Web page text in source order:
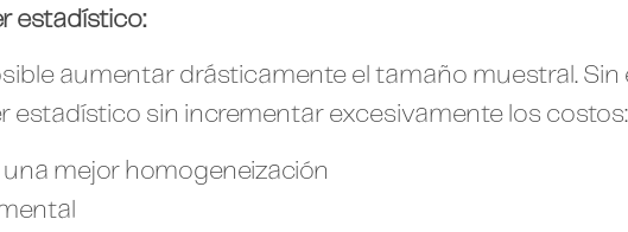
estadístico:
aumentar drásticamente el tamaño muestral. Sin
estadístico sin incrementar excesivamente los costos:
mejor homogeneización